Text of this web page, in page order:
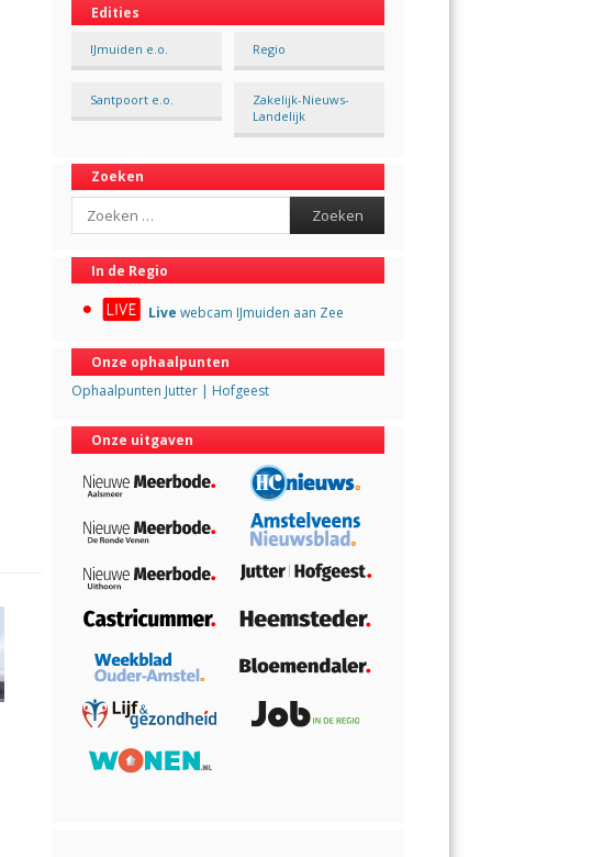
Edities
IJmuiden e.o. Regio
Santpoort e.o.
Zakelijk-Nieuws-
Landelijk
Zoeken
Search
In de Regio
Live webcam IJmuiden aan Zee
Onze ophaalpunten
Ophaalpunten Jutter | Hofgeest
Onze uitgaven